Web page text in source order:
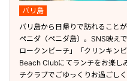
バリ島
バリ島から日帰りで訪れること
ペニダ（ペニダ島）。SNS映え
ロークンビーチ」「クリンキン
Beach Clubにてランチをお楽し
チクラブでごゆっくりお過ごし